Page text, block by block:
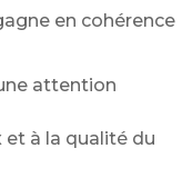
en cohérence
attention
à la qualité du